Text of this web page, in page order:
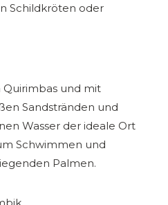
Schildkröten oder
Quirimbas und mit
Sandstränden und
Wasser der ideale Ort
Schwimmen und
Palmen.